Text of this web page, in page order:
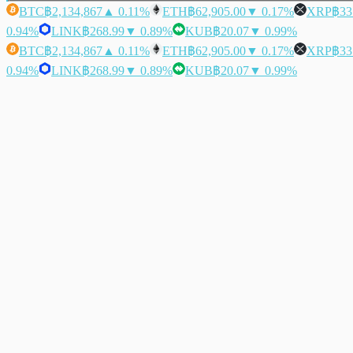
BTC฿2,134,867 ▲ 0.11% ETH฿62,905.00▼ 0.17% XRP฿
0.94%
LINK฿268.99▼ 0.89% KUB฿20.07▼ 0.99%
BTC฿2,134,867 ▲ 0.11% ETH฿62,905.00▼ 0.17% XRP฿
0.94%
LINK฿268.99▼ 0.89% KUB฿20.07▼ 0.99%